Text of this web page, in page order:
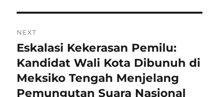
NEXT
Next
post:
Eskalasi Kekerasan Pemilu:
Kandidat Wali Kota Dibunuh di
Meksiko Tengah Menjelang
Pemungutan Suara Nasional